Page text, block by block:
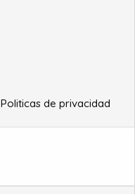
Politicas de privacidad